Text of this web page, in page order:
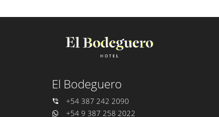
El Bodeguero
+54 387 242 2090
+54 9 387 258 2022